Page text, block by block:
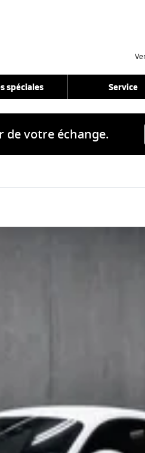
spéciales Service
de votre échange.